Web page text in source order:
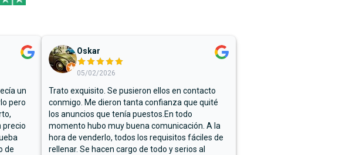
un
pero
precio
de
Oskar
05/02/2026
Trato exquisito. Se pusieron ellos en contacto
conmigo. Me dieron tanta confianza que quité
los anuncios que tenía puestos.En todo
momento hubo muy buena comunicación. A la
hora de venderlo, todos los requisitos fáciles de
rellenar. Se hacen cargo de todo y serios al